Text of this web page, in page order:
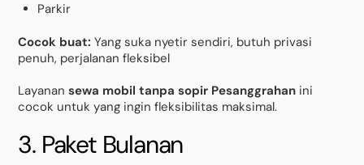
Parkir
Cocok buat: Yang suka nyetir sendiri, butuh privasi
penuh, perjalanan fleksibel
Layanansewa mobil tanpa sopir Pesanggrahan ini
cocok untuk yang ingin fleksibilitas maksimal.
3. Paket Bulanan